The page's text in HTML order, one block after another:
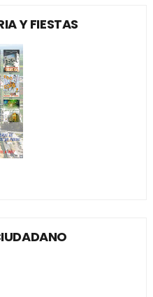
Y FIESTAS